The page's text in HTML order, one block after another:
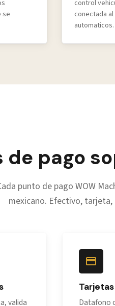
se
control
conectada
automaticos.
de pago
punto de pago WOW
mexicano. Efectivo,
valida
Datafono